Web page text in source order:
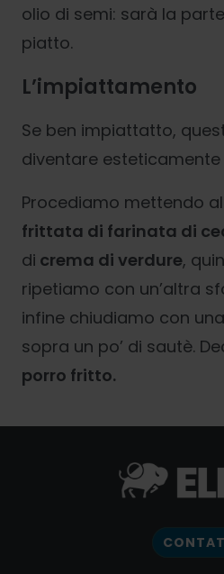
olio di semi: sarà la
piatto.
L’impiattamento
Se ben impiattatto,
diventare
Procediamo mettendo
frittata di farinata di
di crema di verdure,
ripetiamo con un’altra
infine chiudiamo con
sopra un po’ di sautè.
porro fritto.